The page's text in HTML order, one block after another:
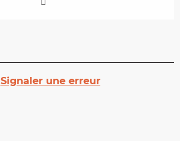
Signaler une erreur